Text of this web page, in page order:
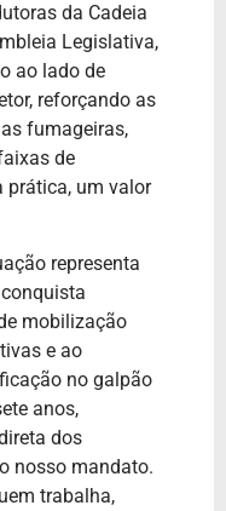
da Cadeia
Legislativa,
ao lado de
reforçando as
fumageiras,
de
prática, um valor
representa
mobilização
e ao
no galpão
anos,
dos
nosso mandato.
trabalha,